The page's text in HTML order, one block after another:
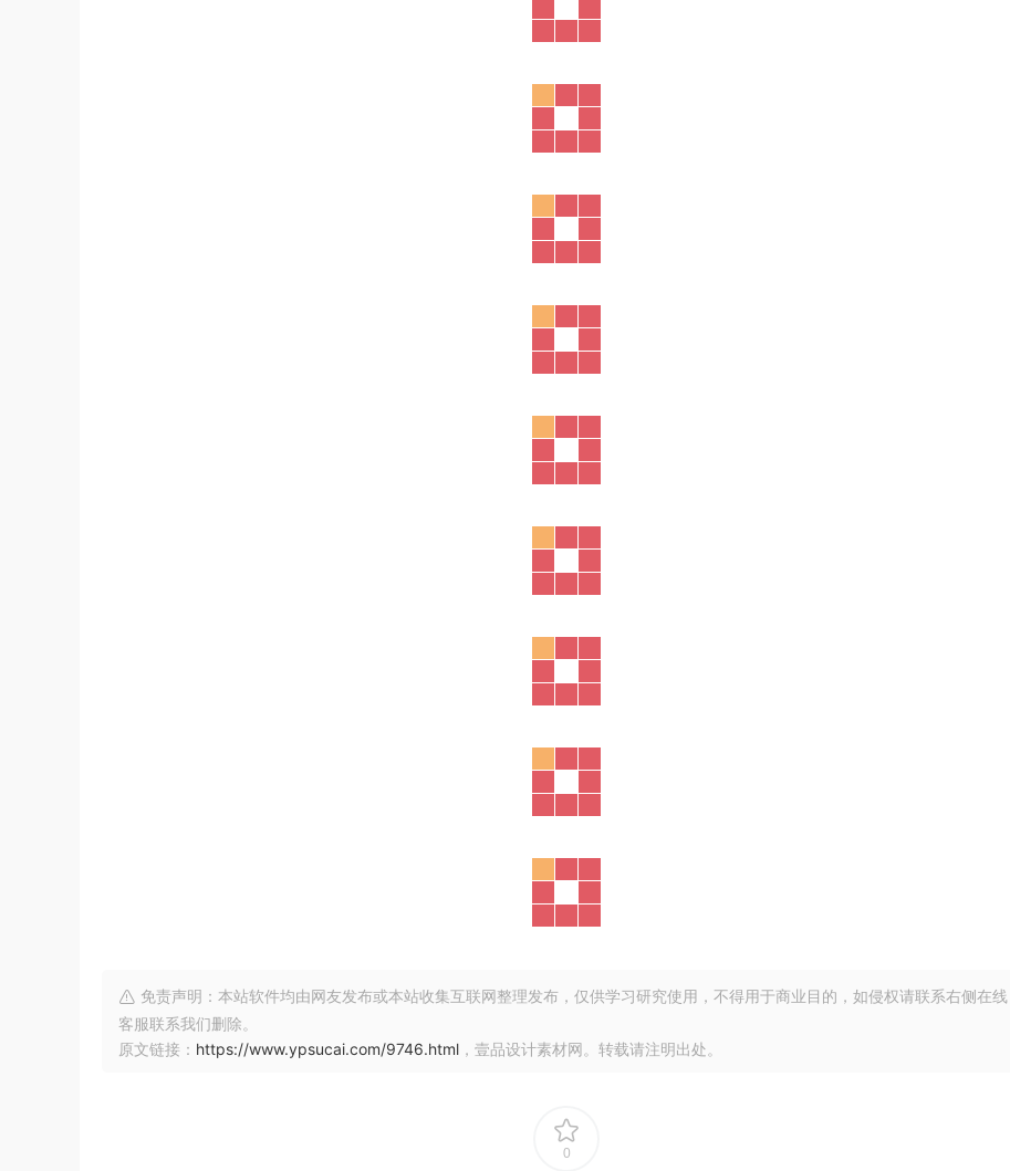
免责声明：本站软件均由网友发布或本站收集互联网整理发布，仅供学习研究使用，不得用于商业目的，如侵权请联系右侧在线
客服联系我们删除。
原文链接： https://www.ypsucai.com/9746.html ，壹品设计素材网。转载请注明出处。
0